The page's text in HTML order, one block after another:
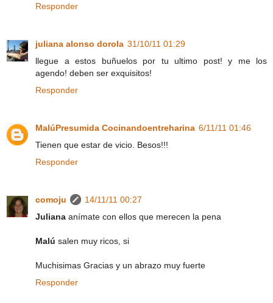
Responder
juliana alonso dorola 31/10/11 01:29
llegue a estos buñuelos por tu ultimo post! y me los
agendo! deben ser exquisitos!
Responder
MalúPresumida Cocinandoentreharina 6/11/11 01:46
Tienen que estar de vicio. Besos!!!
Responder
comoju
14/11/11 00:27
Juliana anímate con ellos que merecen la pena
Malú salen muy ricos, si
Muchisimas Gracias y un abrazo muy fuerte
Responder